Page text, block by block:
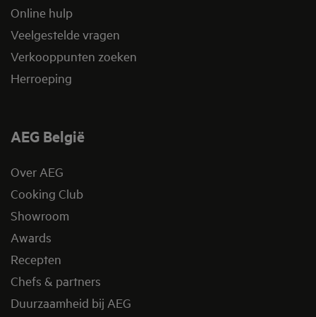
Online hulp
Veelgestelde vragen
Verkooppunten zoeken
Herroeping
AEG België
Over AEG
Cooking Club
Showroom
Awards
Recepten
Chefs & partners
Duurzaamheid bij AEG